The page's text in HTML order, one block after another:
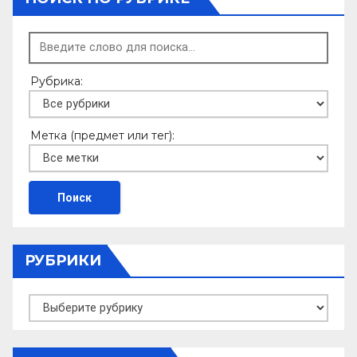
Рубрика:
Метка (предмет или тег):
РУБРИКИ
Рубрики